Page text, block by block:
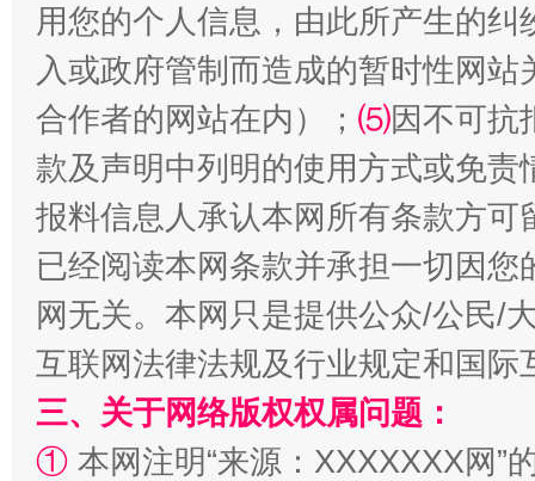
全民健身五年计划来了！等你上场
阿坝州三大球赛在茂县开幕
用您的个人信息，由此所产生的纠
入或政府管制而造成的暂时性网
合作者的网站在内）； ⑸因不可抗
款及声明中列明的使用方式或免责
报料信息人承认本网所有条款方
已经阅读本网条款并承担一切因
网无关。本网只是提供公众/公民/
互联网法律法规及行业规定和国
三、关于网络版权权属问题：
① 本网注明“来源：XXXXXXX网”